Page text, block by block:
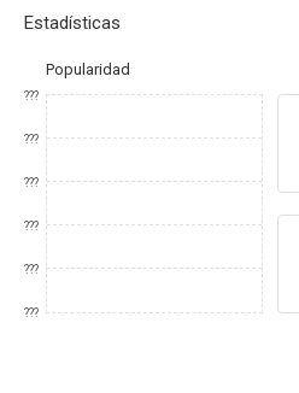
Estadísticas
Popularidad
???
???
???
???
???
???